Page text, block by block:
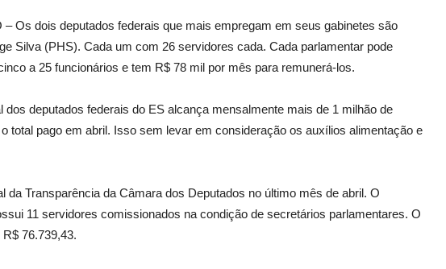
Os dois deputados federais que mais empregam em seus gabinetes são
Silva (PHS). Cada um com 26 servidores cada. Cada parlamentar pode
a 25 funcionários e tem R$ 78 mil por mês para remunerá-los.
deputados federais do ES alcança mensalmente mais de 1 milhão de
total pago em abril. Isso sem levar em consideração os auxílios alimentação e
da Transparência da Câmara dos Deputados no último mês de abril. O
11 servidores comissionados na condição de secretários parlamentares. O
76.739,43.